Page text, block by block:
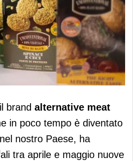
la gamma
brand alternative meat
in poco tempo è diventato
nostro Paese, ha
tra aprile e maggio nuove